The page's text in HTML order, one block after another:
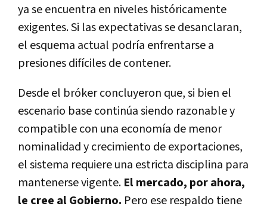
ya se encuentra en niveles históricamente
exigentes. Si las expectativas se desanclaran,
el esquema actual podría enfrentarse a
presiones difíciles de contener.
Desde el bróker concluyeron que, si bien el
escenario base continúa siendo razonable y
compatible con una economía de menor
nominalidad y crecimiento de exportaciones,
el sistema requiere una estricta disciplina para
mantenerse vigente. El mercado, por ahora,
le cree al Gobierno. Pero ese respaldo tiene